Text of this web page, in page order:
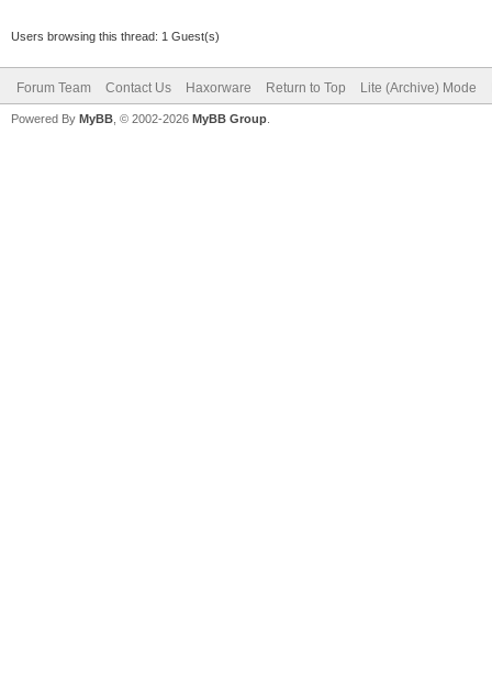
Users browsing this thread: 1 Guest(s)
Forum Team Contact Us Haxorware Return to Top Lite (Archive) Mode
Powered By MyBB , © 2002-2026 MyBB Group